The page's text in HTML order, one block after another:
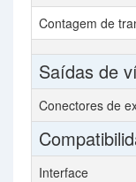
Contagem de
Saídas de
Conectores de
Interface